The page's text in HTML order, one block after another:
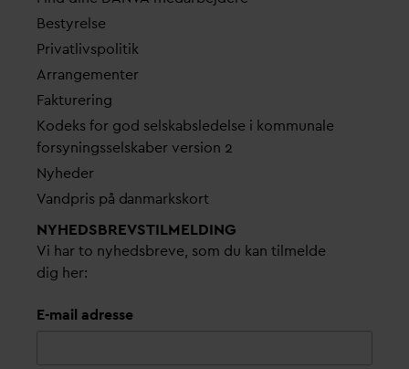
Bestyrelse
Privatlivspolitik
Arrangementer
Fakturering
Kodeks for god selskabsledelse i kommunale
forsyningsselskaber version 2
Nyheder
Vandpris på danmarkskort
NYHEDSBREVS­TILMELDING
Vi har to nyhedsbreve, som du kan tilmelde
dig her:
E-mail adresse